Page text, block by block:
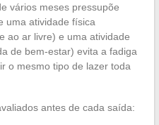
vários meses pressupõe
uma atividade física
ao ar livre) e uma atividade
de bem-estar) evita a fadiga
o mesmo tipo de lazer toda
antes de cada saída: